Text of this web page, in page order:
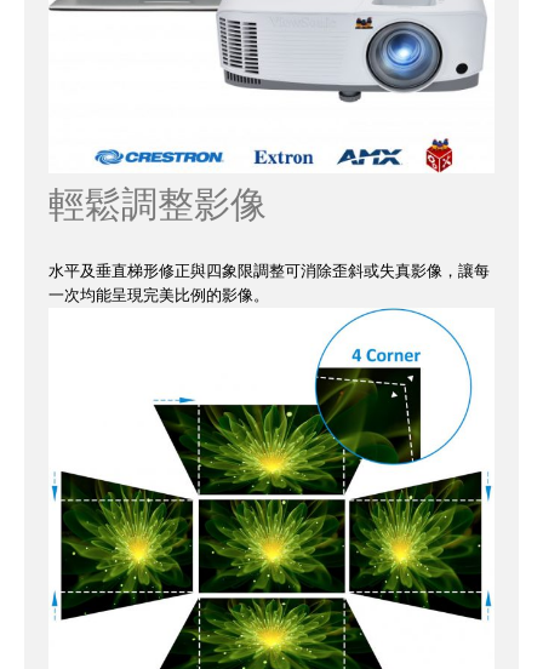
輕鬆調整影像
水平及垂直梯形修正與四象限調整可消除歪斜或失真影像，讓每
一次均能呈現完美比例的影像。